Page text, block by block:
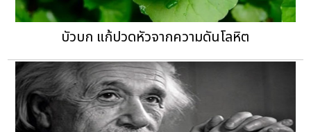
บัวบก แก้ปวดหัวจากความดันโลหิต